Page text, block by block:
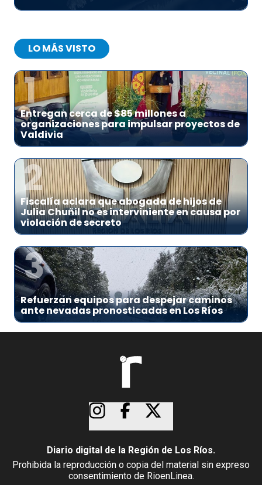
LO MÁS VISTO
1
Entregan cerca de $85 millones a
organizaciones para impulsar proyectos de
Valdivia
2
Fiscalía aclara que abogada de hijos de
Julia Chuñil no es interviniente en causa por
violación de secreto
3
Refuerzan equipos para despejar caminos
ante nevadas pronosticadas en Los Ríos
Diario digital de la Región de Los Ríos.
Prohibida la reproducción o copia del material sin expreso
consentimiento de RioenLinea.